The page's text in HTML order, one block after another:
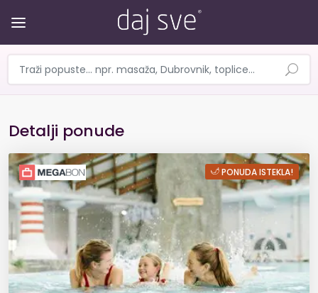
Detalji ponude
Terme Čatež - Hotel Toplice -
PONUDA ISTEKLA!